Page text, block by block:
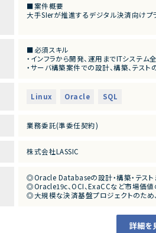
■案件概要
大手SIerが推進するデジタル決済向けプ
・高可用性および安定運用を重視した
■業務内容
・Oracle Database 19cの設計、構築、設
・DB環境のテスト計画策定および実施
・OCI環境における各種設定対応
・運用監視製品（JP1、Zabbix等）の導入
■募集背景
■担当工程
・基本設計、詳細設計、構築、テスト、移
・週4日程度のリモートワーク（月2～3回
・テスト工程および本番環境対応時に
■必須スキル
・インフラから開発、運用までITシステム
・サーバ構築案件での設計、構築、テスト
・ミドルウェアの運用保守または新規構
・Oracle19cに関する知識
・ExaCCに関する知識
・運用
・能動的に一人称で動けること
・指示待ちにならず自分から主体的にス
・問題、課題を周りに共有しながら進め
Linux Oracle SQL
業務委託(準委任契約)
株式会社LASSIC
◎Oracle Databaseの設計・構築・テス
◎Oracle19c、OCI、ExaCCなど市場価
◎大規模な決済基盤プロジェクトのため
◎設計からテストまで幅広く担当できる
詳細を